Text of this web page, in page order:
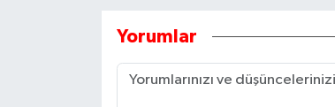
Yorumlar